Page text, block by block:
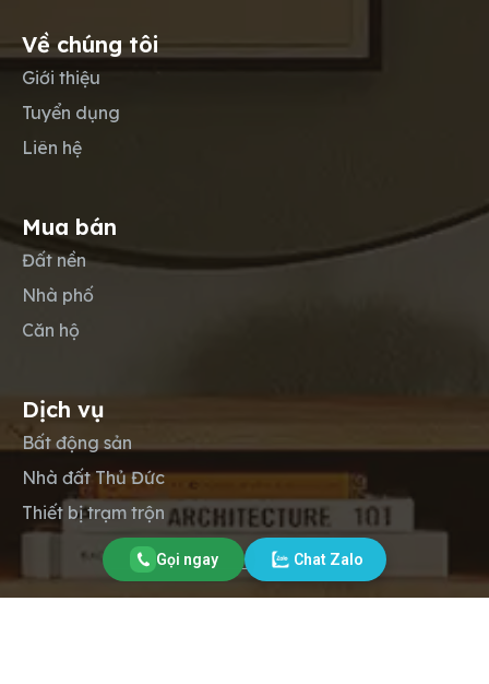
Về chúng tôi
Giới thiệu
Tuyển dụng
Liên hệ
Mua bán
Đất nền
Nhà phố
Căn hộ
Dịch vụ
Bất động sản
Nhà đất Thủ Đức
Thiết bị trạm trộn
Gọi ngay Chat Zalo